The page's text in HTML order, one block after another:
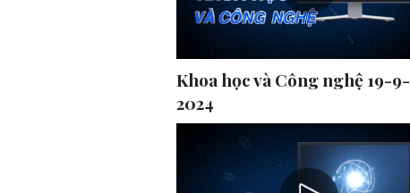
Khoa học và Công nghệ 19-9-
2024